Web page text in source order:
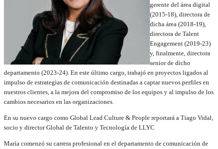
gerente del área digital
(2015-18), directora de
dicha área (2018-19),
directora de Talent
Engagement (2019-23)
y, finalmente, directora
senior de dicho
departamento (2023-24). En este último cargo, trabajó en proyectos ligados al
impulso de estrategias de comunicación destinadas a captar nuevos perfiles en
nuestros clientes, a la mejora del compromiso de los equipos y al impulso de los
cambios necesarios en las organizaciones.
En su nuevo cargo como Global Lead Culture & People reportará a Tiago Vidal,
socio y director Global de Talento y Tecnología de LLYC
María comenzó su carrera profesional en el departamento de comunicación de